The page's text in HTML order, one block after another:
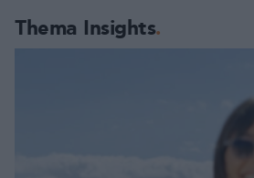
Thema Insights